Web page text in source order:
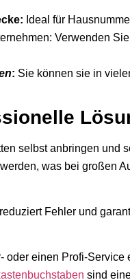
Ideal für
Verwenden
: Sie können sie in
selbst anbringen und
was bei großen
Fehler und
oder einen Profi-
sind